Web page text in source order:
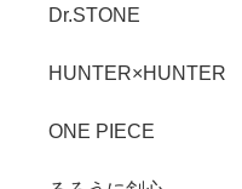
Dr.STONE
HUNTER×HUNTER
ONE PIECE